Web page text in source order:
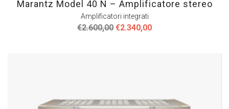
Marantz Model 40 N – Amplificatore stereo
Amplificatori integrati
€2.600,00 Il
€2.340,00Il